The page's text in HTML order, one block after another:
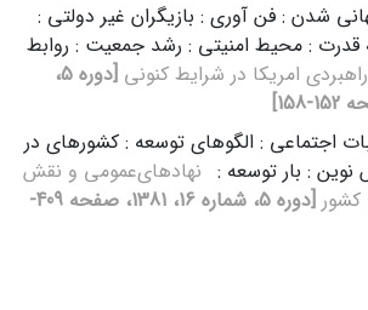
شدن : فن آوری : بازیگران غیر دولتی :
قدرت : محیط امنیتی : رشد جمعیت : روابط
امریکا در شرایط‌ کنونی
[دوره 5،
اجتماعی : الگوهای توسعه : کشورهای در
: بار توسعه : نهادهای‌عمومی‌ و نقش‌
کشور
[دوره 5، شماره 16، 1381، صفحه 409-